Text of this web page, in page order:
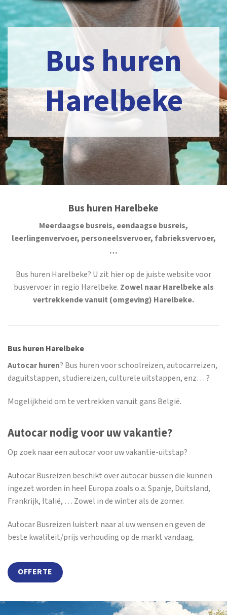
Bus huren
Harelbeke
Bus huren Harelbeke
Meerdaagse busreis, eendaagse busreis,
leerlingenvervoer, personeelsvervoer, fabrieksvervoer,
…
Bus huren Harelbeke? U zit hier op de juiste website voor
busvervoer in regio Harelbeke. Zowel naar Harelbeke als
vertrekkende vanuit (omgeving) Harelbeke.
Bus huren Harelbeke
Autocar huren? Bus huren voor schoolreizen, autocarreizen,
daguitstappen, studiereizen, culturele uitstappen, enz… ?
Mogelijkheid om te vertrekken vanuit gans België.
Autocar nodig voor uw vakantie?
Op zoek naar een autocar voor uw vakantie-uitstap?
Autocar Busreizen beschikt over autocar bussen die kunnen
ingezet worden in heel Europa zoals o.a. Spanje, Duitsland,
Frankrijk, Italië, … Zowel in de winter als de zomer.
Autocar Busreizen luistert naar al uw wensen en geven de
beste kwaliteit/prijs verhouding op de markt vandaag.
OFFERTE